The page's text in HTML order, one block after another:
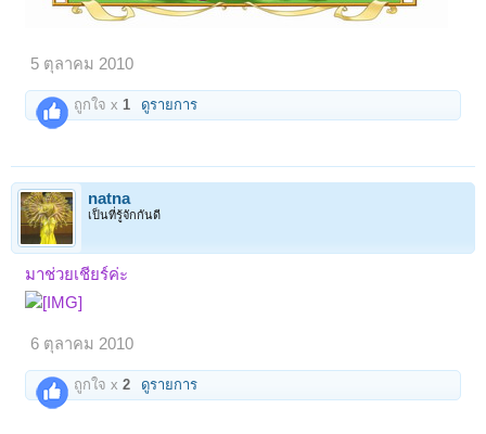
5 ตุลาคม 2010
ถูกใจ x1 ดูรายการ
natna
เป็นที่รู้จักกันดี
มาช่วยเชียร์ค่ะ
6 ตุลาคม 2010
ถูกใจ x2 ดูรายการ